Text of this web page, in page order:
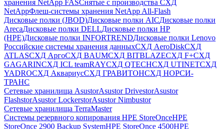
хранения NetApp FASСнятые с производства СХД
NetAppФлеш-системы хранения NetApp All-Flash
Дисковые полки (JBOD)Дисковые полки AICДисковые полки
ArecaДисковые полки DELLДисковые полки HP
(HPE)Дисковые полки INFORTRENDДисковые полки Lenovo
Российские системы хранения данныхСХД AeroDiskСХД
ATLASСХД AргоСХД BAUMСХД BITBLAZEСХД F+СХД
GAGARINСХД ICL teamRAYСХД QTECHСХД UTINETСХД
YADROСХД АквариусСХД ГРАВИТОНСХД НОРСИ-
ТРАНС
Сетевые хранилища AsustorAsustor DrivestorAsustor
FlashstorAsustor LockerstorAsustor Nimbustor
Сетевые хранилища TerraMaster
Системы резервного копирования HPE StoreOnceHPE
StoreOnce 2900 Backup SystemHPE StoreOnce 4500HPE